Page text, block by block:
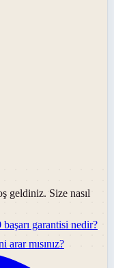
geldiniz. Size nasıl
başarı garantisi nedir?
arar mısınız?